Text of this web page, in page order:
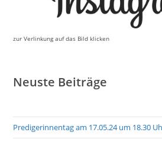
zur Verlinkung auf das Bild klicken
Neuste Beiträge
Predigerinnentag am 17.05.24 um 18.30